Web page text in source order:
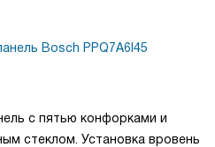
Bosch PPQ7A6I45
с пятью конфорками и
стеклом. Установка вровень